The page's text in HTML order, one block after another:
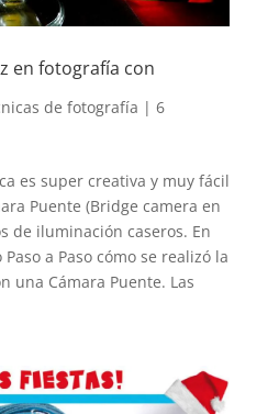
en fotografía con
de fotografía | 6
es super creativa y muy fácil
Puente (Bridge camera en
de iluminación caseros. En
a Paso cómo se realizó la
una Cámara Puente. Las